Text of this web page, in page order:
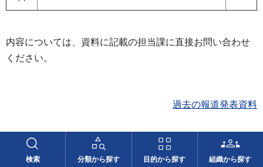
検索 分類から探す 目的から探す 組織から探す
内容については、資料に記載の担当課に直接お問い合わせ
ください。
過去の報道発表資料
より良いウェブサイトにするためにみなさまのご
意見をお聞かせください